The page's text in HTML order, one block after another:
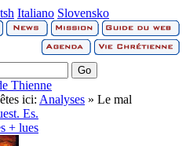
Italiano Slovensko
Thienne
ici: Analyses » Le mal
Es.
+ lues